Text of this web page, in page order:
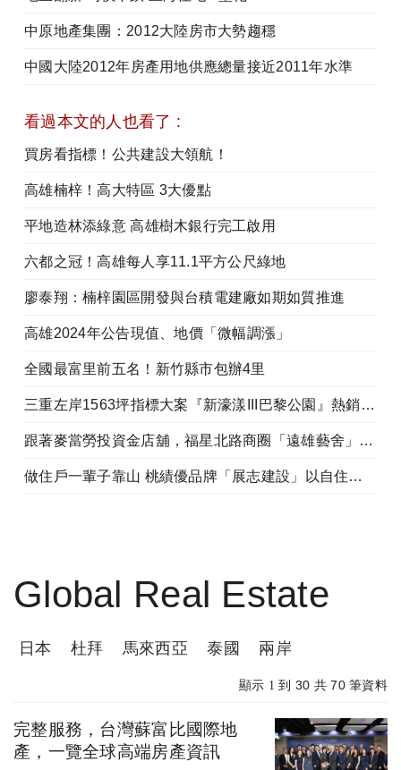
中原地產集團：2012大陸房市大勢趨穩
中國大陸2012年房產用地供應總量接近2011年水準
看過本文的人也看了 :
買房看指標！公共建設大領航！
高雄楠梓！高大特區 3大優點
平地造林添綠意 高雄樹木銀行完工啟用
六都之冠！高雄每人享11.1平方公尺綠地
廖泰翔：楠梓園區開發與台積電建廠如期如質推進
高雄2024年公告現值、地價「微幅調漲」
全國最富里前五名！新竹縣市包辦4里
三重左岸1563坪指標大案『新濠漾III巴黎公園』熱銷開工
跟著麥當勞投資金店舖，福星北路商圈「遠雄藝舍」金店炙手可熱
做住戶一輩子靠山 桃績優品牌「展志建設」以自住心蓋房
Global Real Estate
日本 杜拜 馬來西亞 泰國 兩岸
顯示 1 到 30 共70筆資料
完整服務，台灣蘇富比國際地
產，一覽全球高端房產資訊